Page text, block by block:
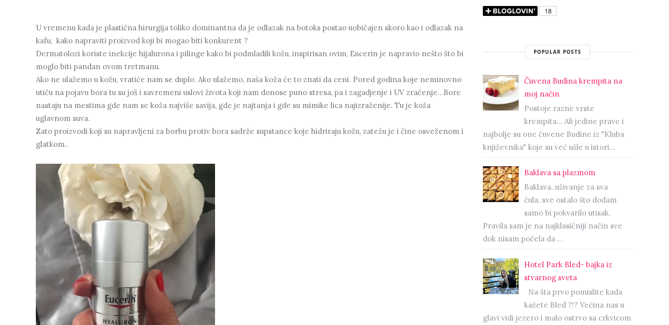
U vremenu kada je plastična hirurgija toliko dominantna da je odlazak na botoks postao uobičajen skoro kao i odlazak na
kafu, kako napraviti proizvod koji bi mogao biti konkurent ?
Dermatolozi koriste inekcije hijalurona i pilinge kako bi podmladili kožu, inspirisan ovim, Eucerin je napravio nešto što bi
moglo biti pandan ovom tretmanu.
Ako ne ulažemo u kožu, vratiće nam se duplo. Ako ulažemo, naša koža će to znati da ceni. Pored godina koje neminovno
utiču na pojavu bora tu su još i savremeni uslovi života koji nam donose puno stresa, pa i zagadjenje i UV zračenje...Bore
nastaju na mestima gde nam se koža najviše savija, gde je najtanja i gde su mimike lica najizraženije. Tu je koža
uglavnom suva.
Zato proizvodi koji su napravljeni za borbu protiv bora sadrže supstance koje hidriraju kožu, zatežu je i čine osveženom i
glatkom..
POPULAR POSTS
Čuvena Budina krempita na
moj način
Postoje razne vrste
krempita... Ali jedine prave i
najbolje su one čuvene Budine iz "Kluba
književnika" koje su već ušle u istori...
Baklava sa plazmom
Baklava..uživanje za sva
čula..sve ostalo što dodam
samo bi pokvarilo utisak.
Pravila sam je na najklasičniji način sve
dok nisam počela da ...
Hotel Park Bled- bajka iz
stvarnog sveta
Na šta prvo pomislite kada
kažete Bled ?!? Većina nas u
glavi vidi jezero i malo ostrvo sa crkvicom